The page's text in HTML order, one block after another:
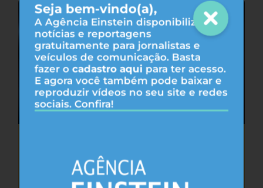
Seja bem-vindo(a),
A Agência Einstein disponibiliza
notícias e reportagens
gratuitamente para jornalistas e
veículos de comunicação. Basta
fazer o cadastro aqui para ter acesso.
E agora você também pode baixar e
reproduzir vídeos no seu site e redes
sociais. Confira!
privação do sono, sugere estudo